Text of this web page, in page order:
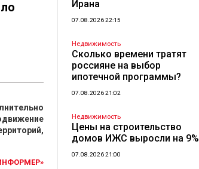
Ирана
07.08.2026 22:15
Недвижимость
Сколько времени тратят
россияне на выбор
ипотечной программы?
07.08.2026 21:02
Недвижимость
Цены на строительство
домов ИЖС выросли на 9%
07.08.2026 21:00